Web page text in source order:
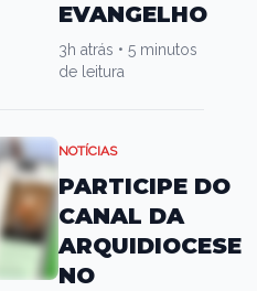
EVANGELHO
3h atrás • 5 minutos
de leitura
NOTÍCIAS
PARTICIPE DO
CANAL DA
ARQUIDIOCESE
NO